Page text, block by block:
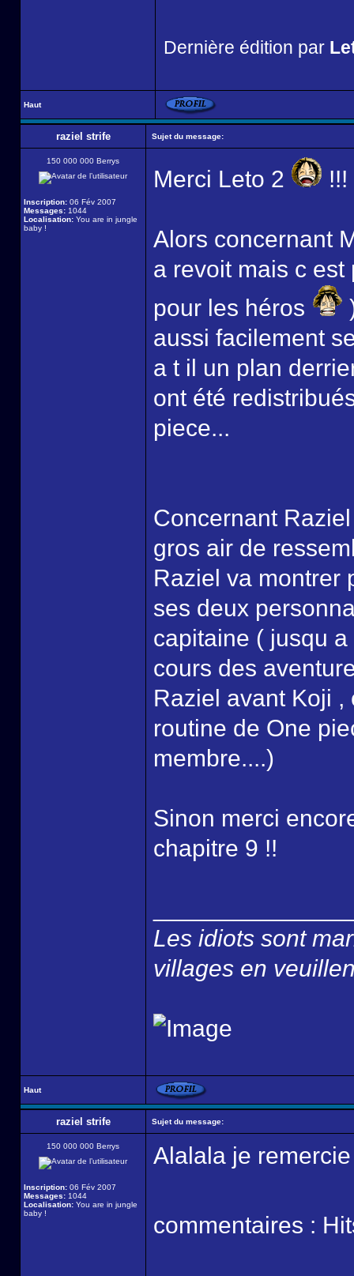
Dernière édition par
Haut
raziel strife Sujet du message:
150 000 000 Berrys
Inscription: 06 Fév 2007
Messages: 1044
Localisation: You are in jungle
baby !
Merci Leto 2 !!!
Alors concernant
a revoit mais c
pour les héros
aussi facilement
a t il un plan
ont été
piece...
Concernant
gros air de
Raziel va montrer
ses deux
capitaine ( jusqu
cours des
Raziel avant Koji
routine de One
membre....)
Sinon merci
chapitre 9 !!
Les idiots sont
villages en
Haut
raziel strife Sujet du message:
150 000 000 Berrys
Inscription: 06 Fév 2007
Messages: 1044
Localisation: You are in jungle
baby !
Alalala je
commentaires :